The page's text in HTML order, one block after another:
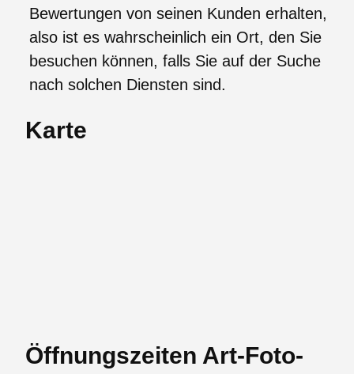
Bewertungen von seinen Kunden erhalten,
also ist es wahrscheinlich ein Ort, den Sie
besuchen können, falls Sie auf der Suche
nach solchen Diensten sind.
Karte
Öffnungszeiten Art-Foto-